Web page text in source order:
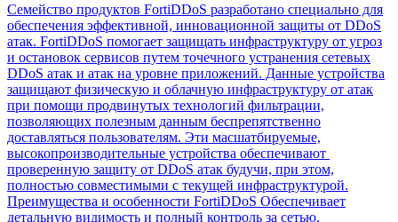
Семейство продуктов FortiDDoS разработано специально для
обеспечения эффективной, инновационной защиты от DDoS
атак. FortiDDoS помогает защищать инфраструктуру от угроз
и остановок сервисов путем точечного устранения сетевых
DDoS атак и атак на уровне приложений. Данные устройства
защищают физическую и облачную инфраструктуру от атак
при помощи продвинутых технологий фильтрации,
позволяющих полезным данным беспрепятственно
доставляться пользователям. Эти масшатбируемые,
высокопроизводительные устройства обеспечивают
проверенную защиту от DDoS атак будучи, при этом,
полностью совместимыми с текущей инфраструктурой.
Преимущества и особенности FortiDDoS Обеспечивает
детальную видимость и полный контроль за сетью,